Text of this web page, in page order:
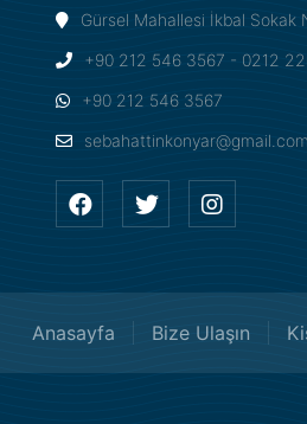
Gürsel Mahallesi İkbal Sokak
+90 212 546 3567 - 0212
+90 212 546 3567
sebahattinkonyar@gmail.com
Anasayfa Bize Ulaşın